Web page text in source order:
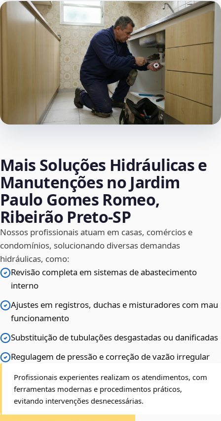
Mais Soluções Hidráulicas e
Manutenções no Jardim
Paulo Gomes Romeo,
Ribeirão Preto‑SP
Nossos profissionais atuam em casas, comércios e
condomínios, solucionando diversas demandas
hidráulicas, como:
Revisão completa em sistemas de abastecimento
interno
Ajustes em registros, duchas e misturadores com mau
funcionamento
Substituição de tubulações desgastadas ou danificadas
Regulagem de pressão e correção de vazão irregular
Profissionais experientes realizam os atendimentos, com
ferramentas modernas e procedimentos práticos,
evitando intervenções desnecessárias.